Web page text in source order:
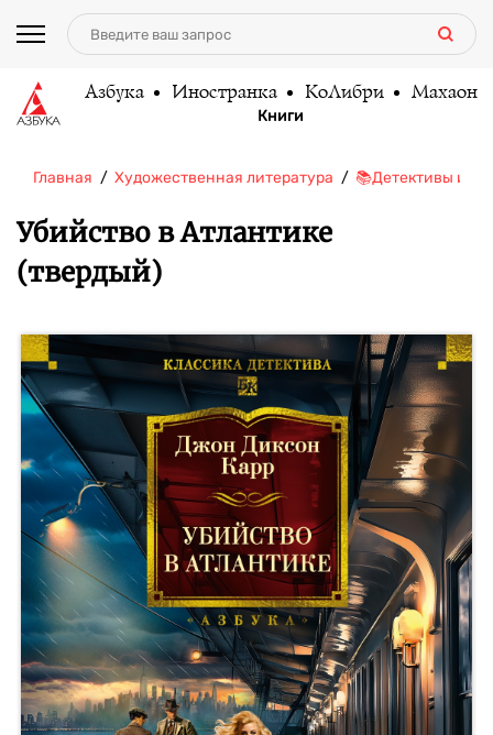
Азбука Иностранка КоЛибри Махаон
Книги
Главная Художественная литература 📚Детективы и
Убийство в Атлантике
(твердый)